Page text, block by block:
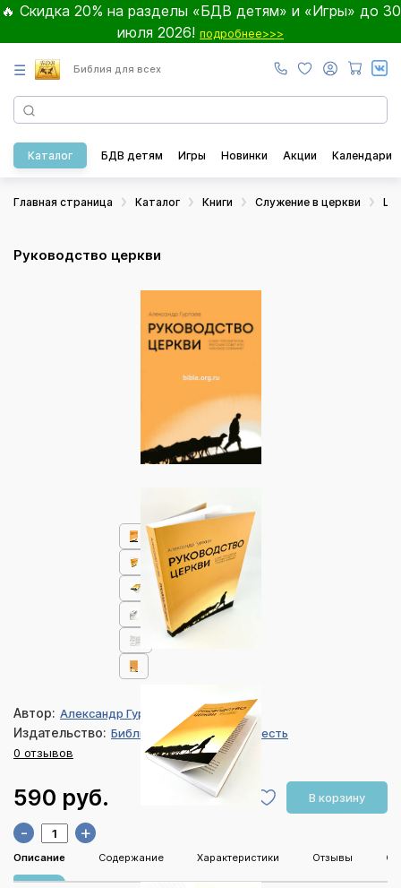
🔥 Скидка 20% на разделы «БДВ детям» и «Игры» до 30
июля 2026! подробнее>>>
☰ Библия для всех
Каталог БДВ детям Игры Новинки Акции Календари
Главная страница Каталог Книги Служение в церкви
Руководство церкви
Автор: Александр Гуртаев
Издательство: Библия для всех, Благая весть
0 отзывов
590 руб. В корзину
- +
Описание Содержание Характеристики Отзывы